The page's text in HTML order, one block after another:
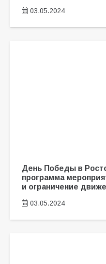
03.05.2024
День Победы в
программа
и ограничение
03.05.2024